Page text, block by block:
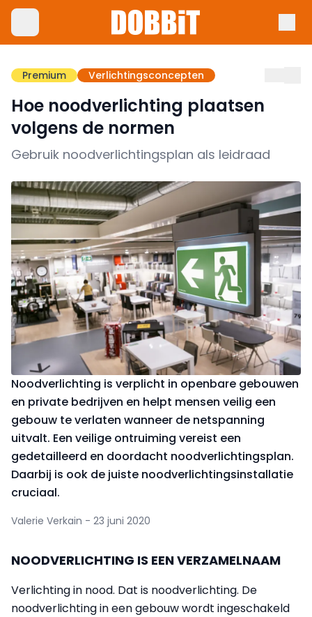
Premium Verlichtingsconcepten
Hoe noodverlichting plaatsen
volgens de normen
Gebruik noodverlichtingsplan als leidraad
Noodverlichting is verplicht in openbare gebouwen
en private bedrijven en helpt mensen veilig een
gebouw te verlaten wanneer de netspanning
uitvalt. Een veilige ontruiming vereist een
gedetailleerd en doordacht noodverlichtingsplan.
Daarbij is ook de juiste noodverlichtingsinstallatie
cruciaal.
Valerie Verkain - 23 juni 2020
NOODVERLICHTING IS EEN VERZAMELNAAM
Verlichting in nood. Dat is noodverlichting. De
noodverlichting in een gebouw wordt ingeschakeld